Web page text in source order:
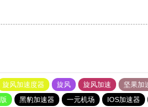
旋风加速度器 旋风 旋风加速 坚果加
黑豹加速器 一元机场 IOS加速器